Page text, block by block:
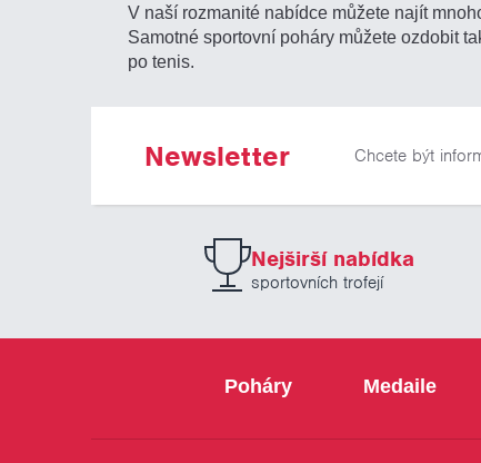
V naší rozmanité nabídce můžete najít
Samotné sportovní poháry můžete ozdobit
po tenis.
Newsletter Chcete být
Nejširší nabídka
sportovních trofejí
Poháry Medaile